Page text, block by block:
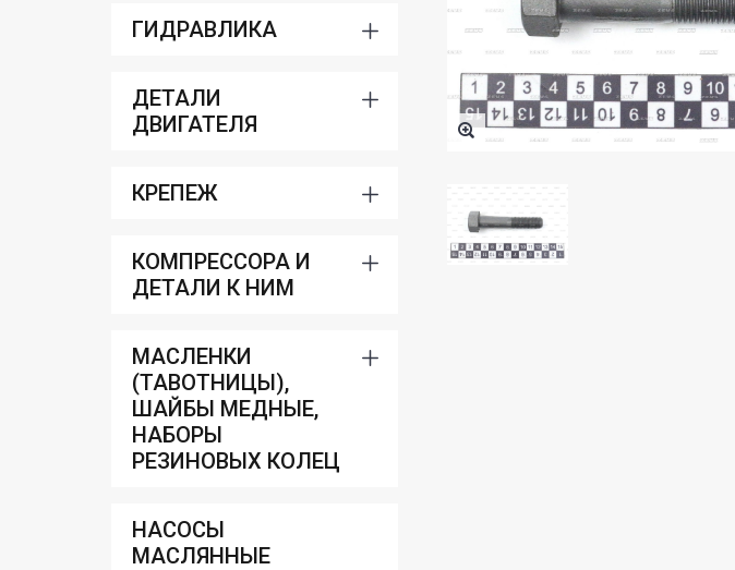
ГИДРАВЛИКА
ДЕТАЛИ
ДВИГАТЕЛЯ
КРЕПЕЖ
КОМПРЕССОРА И
ДЕТАЛИ К НИМ
МАСЛЕНКИ
(ТАВОТНИЦЫ),
ШАЙБЫ МЕДНЫЕ,
НАБОРЫ
РЕЗИНОВЫХ КОЛЕЦ
НАСОСЫ
МАСЛЯННЫЕ